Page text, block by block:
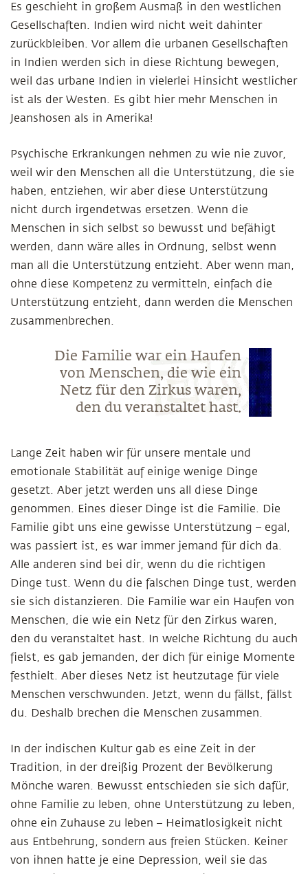
Es geschieht in großem Ausmaß in den westlichen
Gesellschaften. Indien wird nicht weit dahinter
zurückbleiben. Vor allem die urbanen Gesellschaften
in Indien werden sich in diese Richtung bewegen,
weil das urbane Indien in vielerlei Hinsicht westlicher
ist als der Westen. Es gibt hier mehr Menschen in
Jeanshosen als in Amerika!
Psychische Erkrankungen nehmen zu wie nie zuvor,
weil wir den Menschen all die Unterstützung, die sie
haben, entziehen, wir aber diese Unterstützung
nicht durch irgendetwas ersetzen. Wenn die
Menschen in sich selbst so bewusst und befähigt
werden, dann wäre alles in Ordnung, selbst wenn
man all die Unterstützung entzieht. Aber wenn man,
ohne diese Kompetenz zu vermitteln, einfach die
Unterstützung entzieht, dann werden die Menschen
zusammenbrechen.
Die Familie war ein Haufen
von Menschen, die wie ein
Netz für den Zirkus waren,
den du veranstaltet hast.
Lange Zeit haben wir für unsere mentale und
emotionale Stabilität auf einige wenige Dinge
gesetzt. Aber jetzt werden uns all diese Dinge
genommen. Eines dieser Dinge ist die Familie. Die
Familie gibt uns eine gewisse Unterstützung – egal,
was passiert ist, es war immer jemand für dich da.
Alle anderen sind bei dir, wenn du die richtigen
Dinge tust. Wenn du die falschen Dinge tust, werden
sie sich distanzieren. Die Familie war ein Haufen von
Menschen, die wie ein Netz für den Zirkus waren,
den du veranstaltet hast. In welche Richtung du auch
fielst, es gab jemanden, der dich für einige Momente
festhielt. Aber dieses Netz ist heutzutage für viele
Menschen verschwunden. Jetzt, wenn du fällst, fällst
du. Deshalb brechen die Menschen zusammen.
In der indischen Kultur gab es eine Zeit in der
Tradition, in der dreißig Prozent der Bevölkerung
Mönche waren. Bewusst entschieden sie sich dafür,
ohne Familie zu leben, ohne Unterstützung zu leben,
ohne ein Zuhause zu leben – Heimatlosigkeit nicht
aus Entbehrung, sondern aus freien Stücken. Keiner
von ihnen hatte je eine Depression, weil sie das